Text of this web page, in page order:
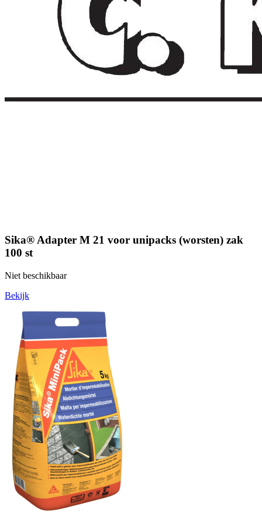
Sika® Adapter M 21 voor unipacks (worsten) zak
100 st
Niet beschikbaar
Bekijk